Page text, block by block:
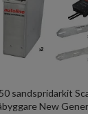
sandspridarkit
New